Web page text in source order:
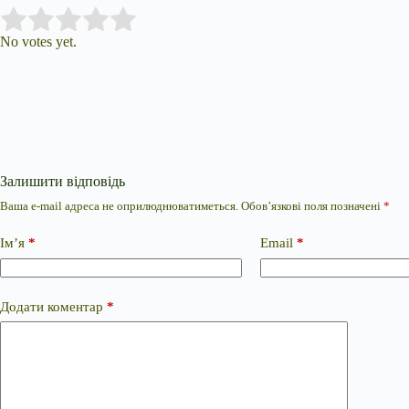
Rate this item:
No votes yet.
Залишити відповідь
Ваша e-mail адреса не оприлюднюватиметься. Обов’язкові поля позначені *
Ім’я * Email *
Додати коментар *